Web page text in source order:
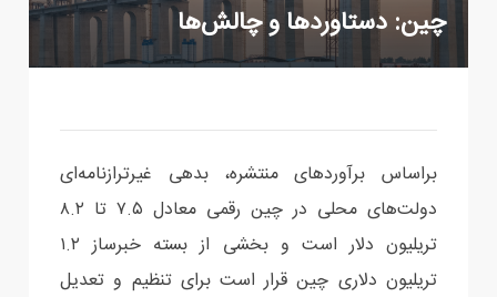
چین: دستاوردها و چالش‌ها
براساس برآوردهای منتشره، بدهی غیرترازنامه‌ای
دولت‌های محلی در چین رقمی معادل ۷.۵ تا ۸.۲
تریلیون دلار است و بخشی از بسته خبرساز ۱.۲
تریلیون دلاری چین قرار است برای تنظیم و تعدیل